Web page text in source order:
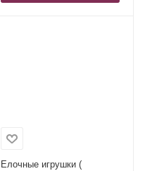
Елочные игрушки (